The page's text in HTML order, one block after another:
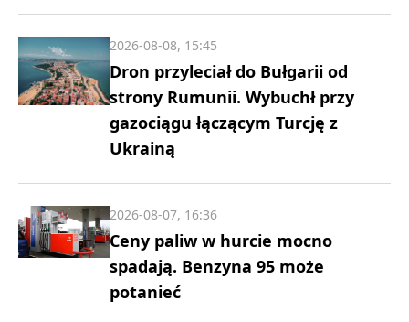
Dron przyleciał do Bułgarii od
strony Rumunii. Wybuchł przy
gazociągu łączącym Turcję z
Ukrainą
2026-08-08, 15:45
Ceny paliw w hurcie mocno
spadają. Benzyna 95 może
potanieć
2026-08-07, 16:36